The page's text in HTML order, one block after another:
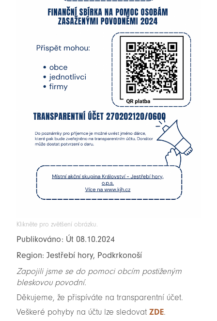
Klikněte pro zvětšení obrázku.
Publikováno: Út 08.10.2024
Region: Jestřebí hory, Podkrkonoší
Zapojili jsme se do pomoci obcím postiženým
bleskovou povodní.
Děkujeme, že přispíváte na transparentní účet.
Veškeré pohyby na účtu lze sledovat ZDE.